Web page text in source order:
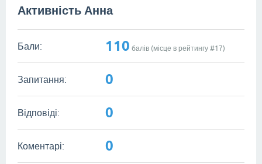
Активність Анна
Бали: 110 балів (місце в рейтингу #17)
Запитання: 0
Відповіді: 0
Коментарі: 0